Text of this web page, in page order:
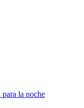
para la noche